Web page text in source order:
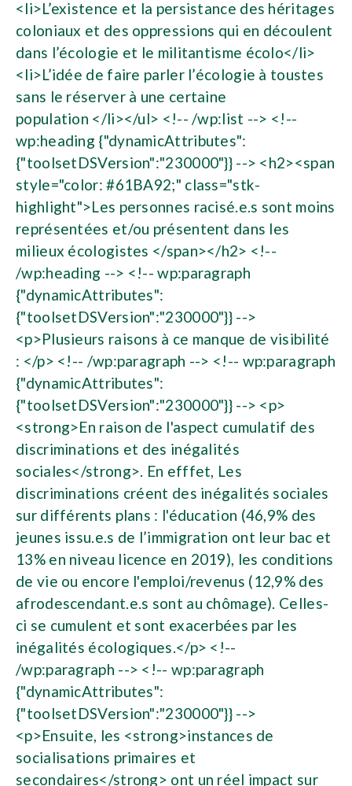
<li>L’existence et la persistance des héritages
coloniaux et des oppressions qui en découlent
dans l’écologie et le militantisme écolo</li>
<li>L’idée de faire parler l’écologie à toustes
sans le réserver à une certaine
population </li></ul> <!-- /wp:list --> <!--
wp:heading {"dynamicAttributes":
{"toolsetDSVersion":"230000"}} --> <h2><span
style="color: #61BA92;" class="stk-
highlight">Les personnes racisé.e.s sont moins
représentées et/ou présentent dans les
milieux écologistes </span></h2> <!--
/wp:heading --> <!-- wp:paragraph
{"dynamicAttributes":
{"toolsetDSVersion":"230000"}} -->
<p>Plusieurs raisons à ce manque de visibilité
: </p> <!-- /wp:paragraph --> <!-- wp:paragraph
{"dynamicAttributes":
{"toolsetDSVersion":"230000"}} --> <p>
<strong>En raison de l'aspect cumulatif des
discriminations et des inégalités
sociales</strong>. En efffet, Les
discriminations créent des inégalités sociales
sur différents plans : l'éducation (46,9% des
jeunes issu.e.s de l’immigration ont leur bac et
13% en niveau licence en 2019), les conditions
de vie ou encore l'emploi/revenus (12,9% des
afrodescendant.e.s sont au chômage). Celles-
ci se cumulent et sont exacerbées par les
inégalités écologiques.</p> <!--
/wp:paragraph --> <!-- wp:paragraph
{"dynamicAttributes":
{"toolsetDSVersion":"230000"}} -->
<p>Ensuite, les <strong>instances de
socialisations primaires et
secondaires</strong> ont un réel impact sur